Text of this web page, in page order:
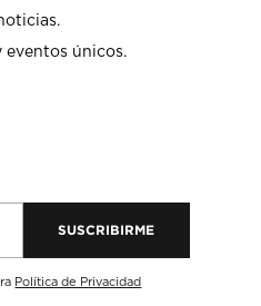
eventos únicos.
SUSCRIBIRME
Política de Privacidad